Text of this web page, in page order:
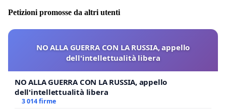
Petizioni promosse da altri utenti
NO ALLA GUERRA CON LA RUSSIA, appello
dell'intellettualità libera
NO ALLA GUERRA CON LA RUSSIA, appello
dell'intellettualità libera
3 014 firme